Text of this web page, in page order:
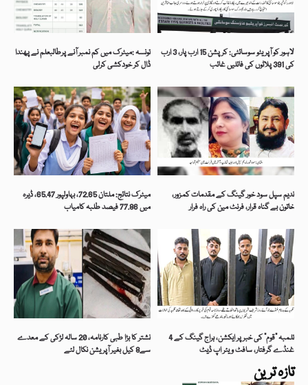
تازہ ترین
تونسہ :میٹرک میں کم نمبر آنے پرطالبعلم نے پھندا
ڈال کر خودکشی کرلی
لاہور کو آپریٹو سوسائٹی: کرپشن 15 ارب پار، 3 ارب
کی 391 پلاٹوں کی فائلیں غائب
میٹرک نتائج: ملتان 72.65، بہاولپور 65.47، ڈیرہ
میں 77.86 فیصد طلبہ کامیاب
ندیم سپل سود خور گینگ کے مقدمات کمزور،
خاتون بے گناہ قرار، فرنٹ مین کی راہ فرار
نشتر کا بڑا طبی کارنامہ، 20 سالہ لڑکی کے معدے
سے8 کیل بغیر آپریشن نکال لئے
تلمبہ “قوم” کی خبر پر ایکشن، ہراج گینگ کے 4
غنڈے گرفتار، سافٹ ویئر اپ ڈیٹ